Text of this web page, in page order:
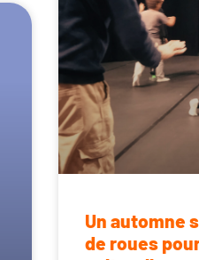
Un automne
de roues